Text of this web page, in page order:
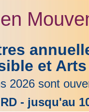
et
2026 sont
- jusqu'au